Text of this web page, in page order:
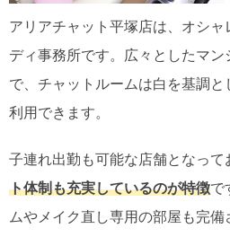
アリアチャット平塚店は、オシ
ディ事務所です。広々としたマ
で、チャットルームは白を基調
利用できます。
子連れ出勤も可能な店舗となって
ト体制も充実しているのが特徴で
ムやメイク直し専用の部屋も完